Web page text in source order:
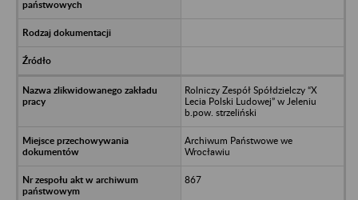
Rolniczy Zespół Spółdzielczy “X
Lecia Polski Ludowej” w Jeleniu
b.pow. strzeliński
Archiwum Państwowe we
Wrocławiu
867